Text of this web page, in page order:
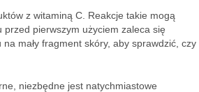
z witaminą C. Reakcje takie mogą
pierwszym użyciem zaleca się
na mały fragment skóry, aby sprawdzić, czy
niezbędne jest natychmiastowe